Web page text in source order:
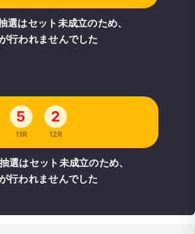
選はセット未成立のため、
行われませんでした
5
11R
2
12R
選はセット未成立のため、
行われませんでした